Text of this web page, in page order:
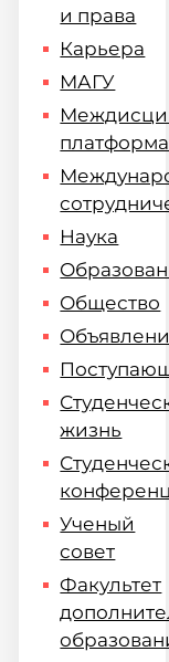
и права
Карьера
МАГУ
платформа
Наука
Общество
жизнь
Ученый
совет
Факультет